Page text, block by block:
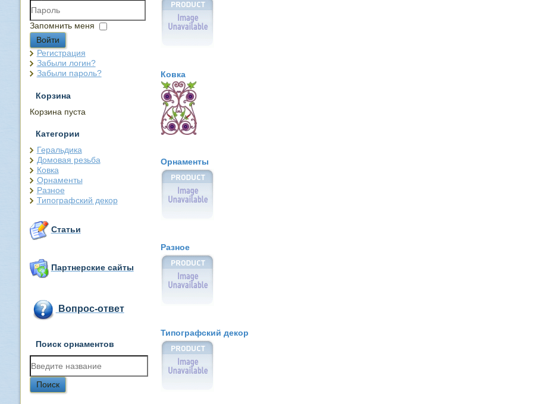
Запомнить меня
Войти
Регистрация
Забыли логин?
Забыли пароль?
Корзина
Корзина пуста
Категории
Геральдика
Домовая резьба
Ковка
Орнаменты
Разное
Типографский декор
Статьи
Партнерские сайты
Вопрос-ответ
Поиск орнаментов
Ковка
Орнаменты
Разное
Типографский декор